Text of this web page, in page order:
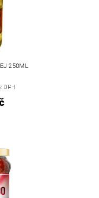
250ML
DPH